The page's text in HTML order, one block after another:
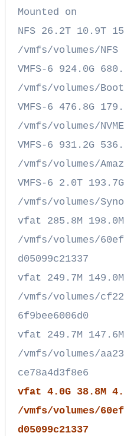
Mounted on
NFS 26.2T 10.9T
/vmfs/volumes/NFS
VMFS-6 924.0G
/vmfs/volumes/
VMFS-6 476.8G
/vmfs/volumes/NVME
VMFS-6 931.2G
/vmfs/volumes/
VMFS-6 2.0T
/vmfs/volumes/
vfat 285.8M 198.0M
/vmfs/volumes/
d05099c21337
vfat 249.7M 149.0M
/vmfs/volumes/
6f9bee6006d0
vfat 249.7M 147.6M
/vmfs/volumes/
ce78a4d3f8e6
vfat 4.0G 38.8M
/vmfs/volumes/
d05099c21337